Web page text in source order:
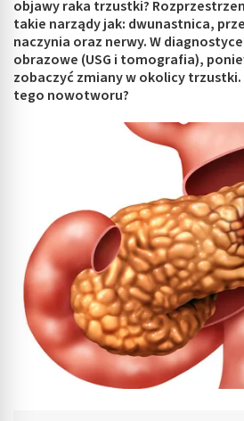
submenu: Sprzęt medyczny
submenu: Intymne
submenu: Wellness
objawy raka trzustki?
takie narządy jak: dwunastnica,
naczynia oraz nerwy. W
obrazowe (USG i tomografia),
zobaczyć zmiany w okolicy
tego nowotworu?